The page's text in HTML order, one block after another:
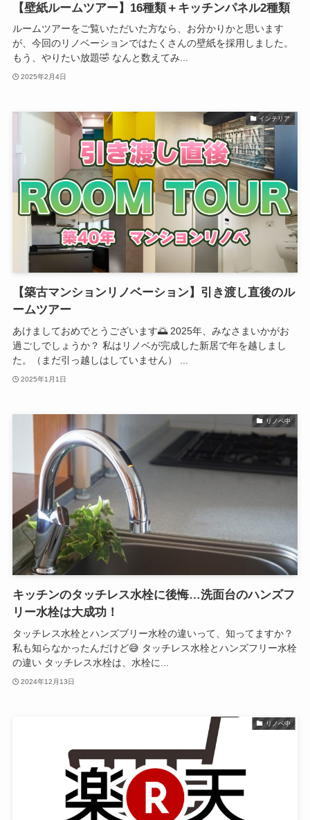
【壁紙ルームツアー】16種類＋キッチンパネル2種類
ルームツアーをご覧いただいた方なら、お分かりかと思います
が、今回のリノベーションではたくさんの壁紙を採用しました。
もう、やりたい放題🤣 なんと数えてみ...
2025年2月4日
インテリア
【築古マンションリノベーション】引き渡し直後のル
ームツアー
あけましておめでとうございます🌅 2025年、みなさまいかがお
過ごしでしょうか？ 私はリノベが完成した新居で年を越しまし
た。（まだ引っ越しはしていません） ...
2025年1月1日
リノベ中
キッチンのタッチレス水栓に後悔…洗面台のハンズフ
リー水栓は大成功！
タッチレス水栓とハンズブリー水栓の違いって、知ってますか？
私も知らなかったんだけど😅 タッチレス水栓とハンズフリー水栓
の違い タッチレス水栓は、水栓に...
2024年12月13日
リノベ中